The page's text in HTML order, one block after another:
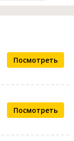
Посмотреть
Посмотреть